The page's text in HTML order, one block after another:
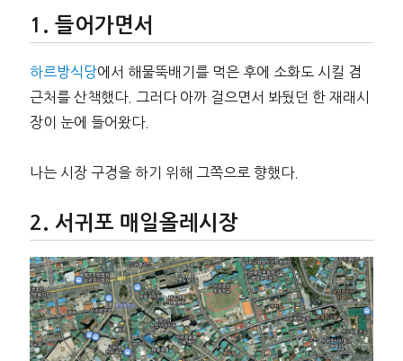
들어가면서
하르방식당에서 해물뚝배기를 먹은 후에 소화도 시킬 겸
근처를 산책했다. 그러다 아까 걸으면서 봐뒀던 한 재래시
장이 눈에 들어왔다.
나는 시장 구경을 하기 위해 그쪽으로 향했다.
서귀포 매일올레시장